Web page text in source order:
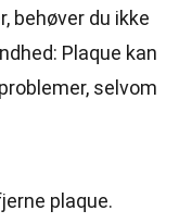
behøver du ikke
Plaque kan
selvom
plaque.